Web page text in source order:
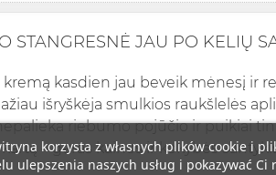
STANGRESNĖ JAU PO KELIŲ
kremą kasdien jau beveik mėnesį ir
išryškėja smulkios raukšlelės
riebumo pojūčio ir puikiai
– geras kainos ir kokybės
korzysta z własnych plików cookie i
ulepszenia naszych usług i pokazywać Ci